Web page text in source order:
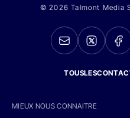
© 2026 Talmont Media
MIEUX NOUS CONNAITRE